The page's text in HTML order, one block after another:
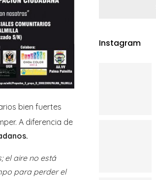
bien fuertes
A diferencia de
el aire no está
para perder el
Instagram